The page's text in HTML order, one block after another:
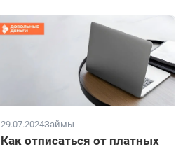
29.07.2024Займы
Как отписаться от платных